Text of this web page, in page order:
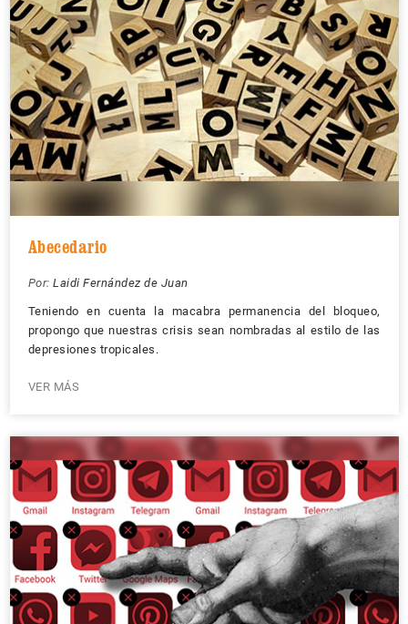
Abecedario
Por: Laidi Fernández de Juan
Teniendo en cuenta la macabra permanencia del bloqueo,
propongo que nuestras crisis sean nombradas al estilo de las
depresiones tropicales.
VER MÁS